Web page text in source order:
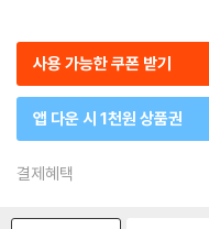
사용 가능한 쿠폰 받기
앱 다운 시 1천원 상품권
결제혜택